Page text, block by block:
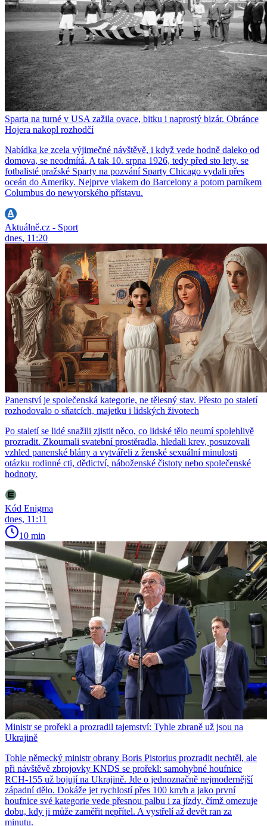
Sparta na turné v USA zažila ovace, bitku i naprostý bizár. Obránce
Hojera nakopl rozhodčí
Nabídka ke zcela výjimečné návštěvě, i když vede hodně daleko od
domova, se neodmítá. A tak 10. srpna 1926, tedy před sto lety, se
fotbalisté pražské Sparty na pozvání Sparty Chicago vydali přes
oceán do Ameriky. Nejprve vlakem do Barcelony a potom parníkem
Columbus do newyorského přístavu.
Aktuálně.cz - Sport
dnes, 11:20
Panenství je společenská kategorie, ne tělesný stav. Přesto po staletí
rozhodovalo o sňatcích, majetku i lidských životech
Po staletí se lidé snažili zjistit něco, co lidské tělo neumí spolehlivě
prozradit. Zkoumali svatební prostěradla, hledali krev, posuzovali
vzhled panenské blány a vytvářeli z ženské sexuální minulosti
otázku rodinné cti, dědictví, náboženské čistoty nebo společenské
hodnoty.
Kód Enigma
dnes, 11:11
10 min
Ministr se prořekl a prozradil tajemství: Tyhle zbraně už jsou na
Ukrajině
Tohle německý ministr obrany Boris Pistorius prozradit nechtěl, ale
při návštěvě zbrojovky KNDS se prořekl: samohybné houfnice
RCH-155 už bojují na Ukrajině. Jde o jednoznačně nejmodernější
západní dělo. Dokáže jet rychlostí přes 100 km/h a jako první
houfnice své kategorie vede přesnou palbu i za jízdy, čímž omezuje
dobu, kdy ji může zaměřit nepřítel. A vystřelí až devět ran za
minutu.